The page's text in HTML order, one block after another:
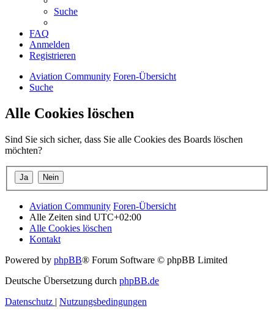
Suche
FAQ
Anmelden
Registrieren
Aviation Community Foren-Übersicht
Suche
Alle Cookies löschen
Sind Sie sich sicher, dass Sie alle Cookies des Boards löschen
möchten?
Aviation Community Foren-Übersicht
Alle Zeiten sind UTC+02:00
Alle Cookies löschen
Kontakt
Powered by phpBB® Forum Software © phpBB Limited
Deutsche Übersetzung durch phpBB.de
Datenschutz | Nutzungsbedingungen